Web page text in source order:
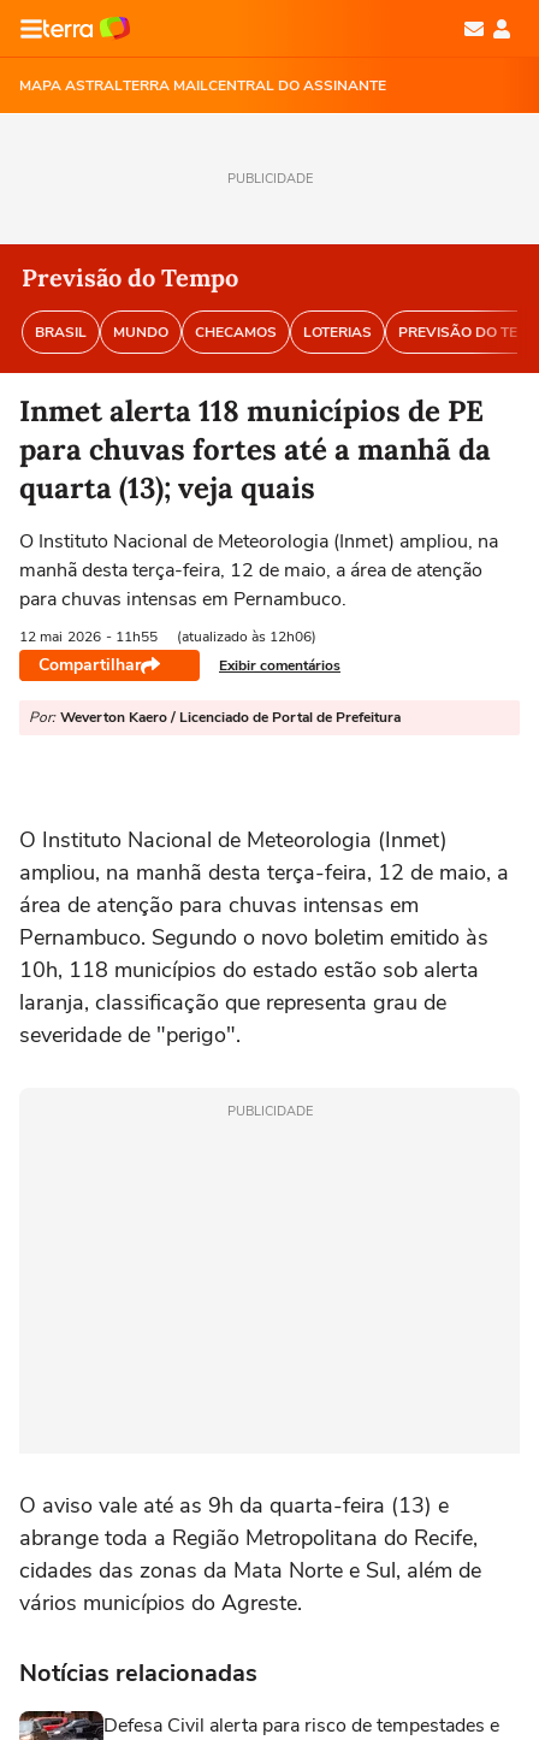
MAPA ASTRALTERRA MAILCENTRAL DO ASSINANTE
PUBLICIDADE
Previsão do Tempo
BRASIL MUNDO CHECAMOS LOTERIAS PREVISÃO DO
Inmet alerta 118 municípios de PE
para chuvas fortes até a manhã da
quarta (13); veja quais
O Instituto Nacional de Meteorologia (Inmet) ampliou, na
manhã desta terça-feira, 12 de maio, a área de atenção
para chuvas intensas em Pernambuco.
12 mai 2026 - 11h55 (atualizado às 12h06)
Compartilhar Exibir comentários
Por: Weverton Kaero / Licenciado de Portal de Prefeitura
O Instituto Nacional de Meteorologia (Inmet)
ampliou, na manhã desta terça-feira, 12 de maio, a
área de atenção para chuvas intensas em
Pernambuco. Segundo o novo boletim emitido às
10h, 118 municípios do estado estão sob alerta
laranja, classificação que representa grau de
severidade de "perigo".
PUBLICIDADE
O aviso vale até as 9h da quarta-feira (13) e
abrange toda a Região Metropolitana do Recife,
cidades das zonas da Mata Norte e Sul, além de
vários municípios do Agreste.
Notícias relacionadas
Defesa Civil alerta para risco de tempestades e